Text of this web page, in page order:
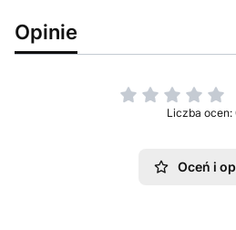
Opinie
Liczba ocen:
Oceń i